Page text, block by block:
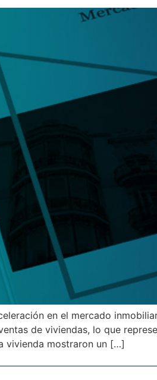
en el mercado
de viviendas, lo que
vivienda mostraron un […]